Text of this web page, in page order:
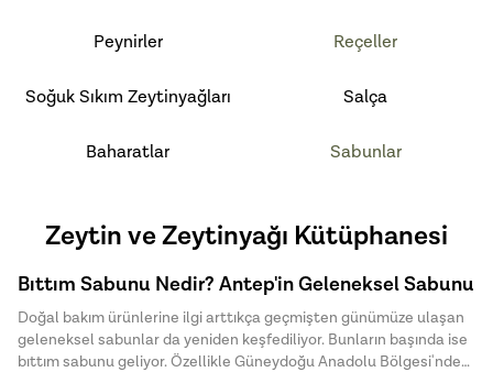
Peynirler Reçeller
Soğuk Sıkım Zeytinyağları Salça
Baharatlar Sabunlar
Zeytin ve Zeytinyağı Kütüphanesi
Bıttım Sabunu Nedir? Antep'in Geleneksel Sabunu
Doğal bakım ürünlerine ilgi arttıkça geçmişten günümüze ulaşan
geleneksel sabunlar da yeniden keşfediliyor. Bunların başında ise
bıttım sabunu geliyor. Özellikle Güneydoğu Anadolu Bölgesi'nde